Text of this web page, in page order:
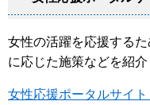
女性の活躍を応援する
に応じた施策などを紹介
女性応援ポータルサイト